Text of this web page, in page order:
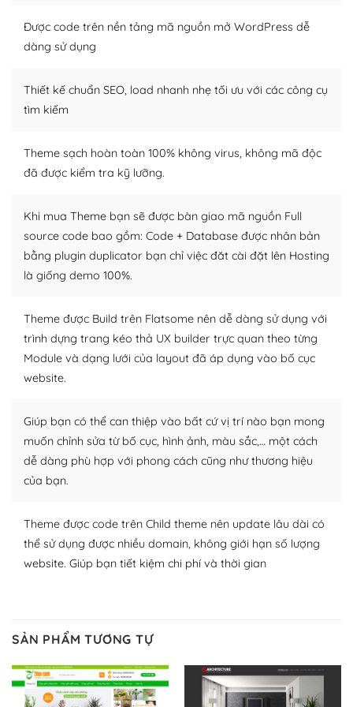
Nếu bạn có các kỹ thuật cơ bản với một theme được
thiết kế tốt, bạn có thể tự sửa đổi. Nếu không bạn có thể
Dễ dàng tùy chỉnh trên WordPress
WordPress là nơi lưu trữ cho một diễn đàn cộng đồng
khổng lồ được kiểm duyệt bởi các nhân viên và những
Nếu bạn gặp khó khăn, bạn có thể lên mạng và tìm
kiếm những cộng đồng WordPress, họ sẽ giúp bạn trả
lời, giải đáp vấn đề của bạn.
– Đa dạng plugin và themes
Plugin mở rộng là thành phần cài đặt thêm vào
WordPress để tăng thêm các tính năng cần thiết. Có
Nhờ lượng người dùng đông đảo, thư viện themes và
plugin của WordPress rất phong phú. Bạn có thể thỏa
thích chọn lựa plugin và themes phù hợp cho mục đích
WordPress đa dạng plugin và themes
– Dễ sử dụng
toàn bộ web.
Và bạn có toàn quyền tự do khi quyết định nơi lưu trữ
trang web WordPress của bạn.
Được code trên nền tảng mã nguồn mở WordPress dễ
dàng sử dụng
Thiết kế chuẩn SEO, load nhanh nhẹ tối ưu với các công cụ
tìm kiếm
Theme sạch hoàn toàn 100% không virus, không mã độc
đã được kiểm tra kỹ lưỡng.
Khi mua Theme bạn sẽ được bàn giao mã nguồn Full
source code bao gồm: Code + Database được nhân bản
bằng plugin duplicator bạn chỉ việc đăt cài đặt lên Hosting
là giống demo 100%.
Theme được Build trên Flatsome nên dễ dàng sử dụng với
trình dựng trang kéo thả UX builder trực quan theo từng
Module và dạng lưới của layout đã áp dụng vào bố cục
website.
Giúp bạn có thể can thiệp vào bất cứ vị trí nào bạn mong
muốn chỉnh sửa từ bố cục, hình ảnh, màu sắc,… một cách
dễ dàng phù hợp với phong cách cũng như thương hiệu
của bạn.
Theme được code trên Child theme nên update lâu dài có
thể sử dụng được nhiều domain, không giới hạn số lượng
website. Giúp bạn tiết kiệm chi phí và thời gian
SẢN PHẨM TƯƠNG TỰ